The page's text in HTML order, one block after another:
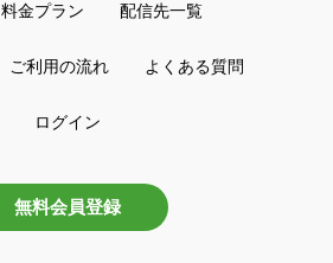
料金プラン 配信先一覧
ご利用の流れ よくある質問
ログイン
無料会員登録